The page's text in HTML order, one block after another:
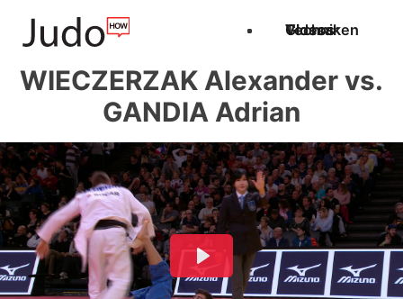
Techniken
Videos
Glossar
WIECZERZAK Alexander vs.
GANDIA Adrian